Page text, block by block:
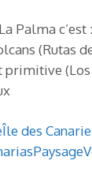
Palma c’est
(Rutas
primitive
Île des
Paysage